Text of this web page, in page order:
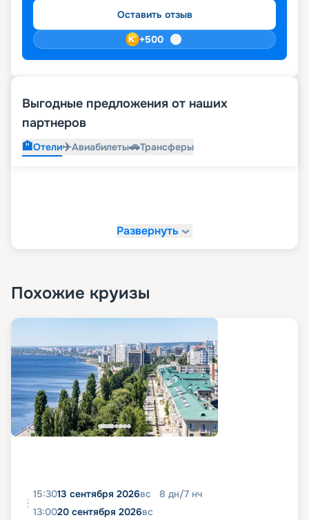
Оставить отзыв
+500
Выгодные предложения от наших
партнеров
🏨Отели✈️Авиабилеты🚗Трансферы
Развернуть
Похожие круизы
15:3013 сентября 2026вс 8 дн/7 нч
13:0020 сентября 2026вс